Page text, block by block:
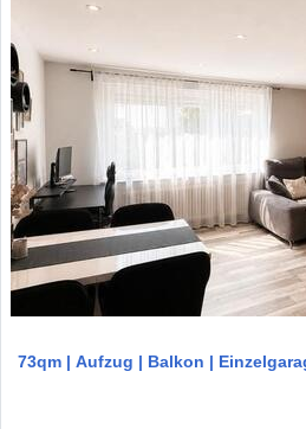
73qm | Aufzug | Balkon |